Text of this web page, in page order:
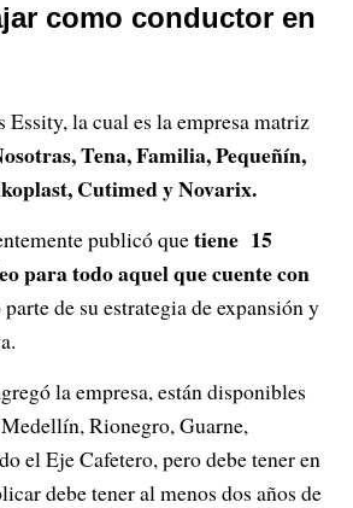
como conductor en
Essity, la cual es la empresa matriz
Tena, Familia, Pequeñín,
Cutimed y Novarix.
publicó quetiene 15
para todo aquel que cuente con
parte de su estrategia de expansión y
la empresa, están disponibles
Rionegro, Guarne,
el Eje Cafetero, pero debe tener en
debe tener al menos dos años de